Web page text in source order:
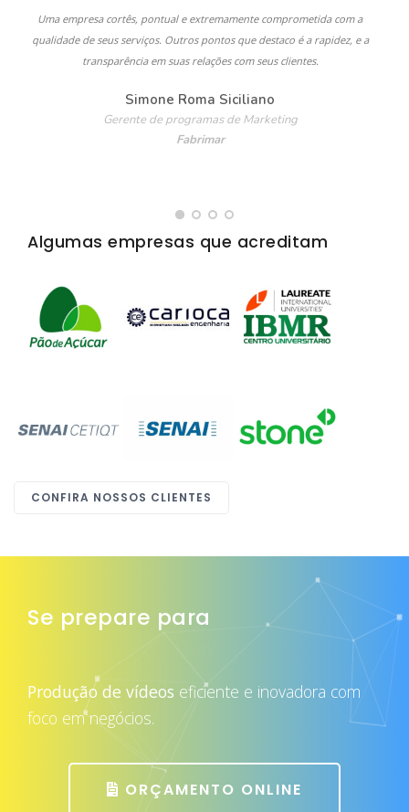
Uma empresa cortês, pontual e extremamente comprometida com a
qualidade de seus serviços. Outros pontos que destaco é a rapidez, e a
transparência em suas relações com seus clientes.
Simone Roma Siciliano
Gerente de programas de Marketing
Fabrimar
Algumas empresas que acreditam
CONFIRA NOSSOS CLIENTES
Se prepare para
Produção de vídeos eficiente e inovadora com
foco em negócios.
ORÇAMENTO ONLINE